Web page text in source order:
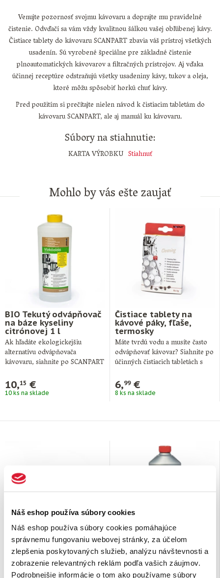
Náš eshop používa súbory cookies
Náš eshop používa súbory cookies pomáhajúce
správnemu fungovaniu webovej stránky, za účelom
zlepšenia poskytovaných služieb, analýzu návštevnosti a
zobrazenie relevantných reklám podľa vašich záujmov.
Podrobnejšie informácie o tom ako používame súbory
Venujte pozornosť svojmu kávovaru a doprajte mu pravidelné
čistenie. Odvďačí sa vám vždy kvalitnou šálkou vašej obľúbenej kávy.
Čistiace tablety do kávovaru SCANPART zbavia váš prístroj všetkých
usadenín. Sú vyrobené špeciálne pre základné čistenie
plnoautomatických kávovarov a filtračných prístrojov. Aj vďaka
účinnej receptúre odstraňujú všetky usadeniny kávy, tukov a oleja,
ktoré môžu spôsobiť horkú chuť kávy.
Pred použitím si prečítajte nielen návod k čistiacim tabletám do
kávovaru SCANPART, ale aj manuál ku kávovaru.
Súbory na stiahnutie:
KARTA VÝROBKU Stiahnuť
Mohlo by vás ešte zaujať
BIO Tekutý odvápňovač
na báze kyseliny
citrónovej 1 l
Ak hľadáte ekologickejšiu
alternatívu odvápňovača
kávovaru, siahnite po SCANPART
kyseliny …
10,15 €
10 ks na sklade
Čistiace tablety na
kávové páky, fľaše,
termosky
Máte tvrdú vodu a musíte často
odvápňovať kávovar? Siahnite po
účinných čistiacich tabletách s
6,99€
8 ks na sklade
Dvojfázové čistiace
tablety do kávovaru 40
ks
Univerzálny tekutý
odvápňovač pre
plnoautomatické
kávovary 1 l